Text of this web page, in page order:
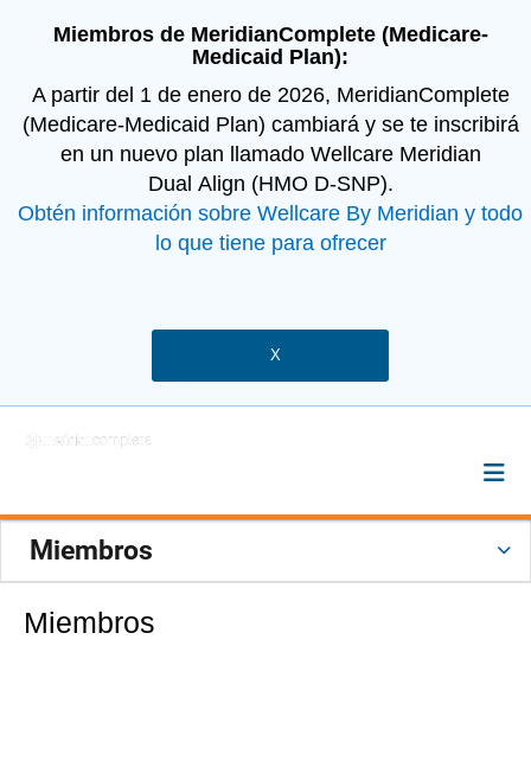
Miembros de MeridianComplete (Medicare-
Medicaid Plan):
A partir del 1 de enero de 2026, MeridianComplete
(Medicare-Medicaid Plan) cambiará y se te inscribirá
en un nuevo plan llamado Wellcare Meridian
Dual Align (HMO D-SNP).
Obtén información sobre Wellcare By Meridian y todo
lo que tiene para ofrecer
X
Miembros
Miembros